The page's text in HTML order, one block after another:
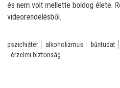
és nem volt mellette boldog élete.
videorendelésből.
pszichiáter alkoholizmus bűntudat
érzelmi biztonság